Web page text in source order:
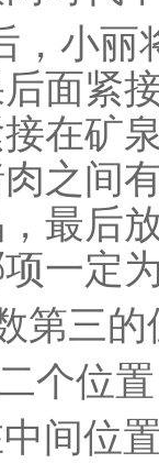
小丽
面紧
在矿
之间
最后
项一
三的
个位置
间位